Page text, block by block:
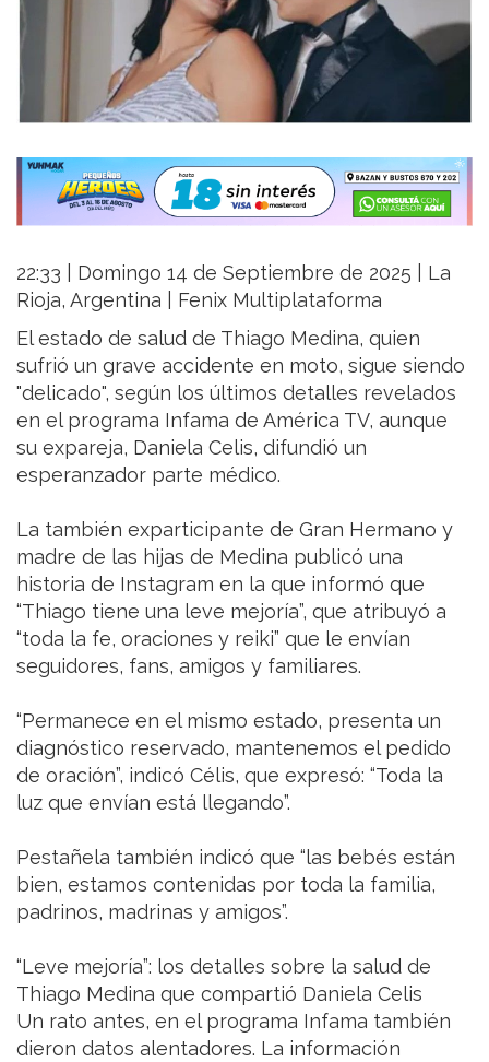
22:33 | Domingo 14 de Septiembre de 2025 | La
Rioja, Argentina | Fenix Multiplataforma
El estado de salud de Thiago Medina, quien
sufrió un grave accidente en moto, sigue siendo
"delicado", según los últimos detalles revelados
en el programa Infama de América TV, aunque
su expareja, Daniela Celis, difundió un
esperanzador parte médico.
La también exparticipante de Gran Hermano y
madre de las hijas de Medina publicó una
historia de Instagram en la que informó que
“Thiago tiene una leve mejoría”, que atribuyó a
“toda la fe, oraciones y reiki” que le envían
seguidores, fans, amigos y familiares.
“Permanece en el mismo estado, presenta un
diagnóstico reservado, mantenemos el pedido
de oración”, indicó Célis, que expresó: “Toda la
luz que envían está llegando”.
Pestañela también indicó que “las bebés están
bien, estamos contenidas por toda la familia,
padrinos, madrinas y amigos”.
“Leve mejoría”: los detalles sobre la salud de
Thiago Medina que compartió Daniela Celis
Un rato antes, en el programa Infama también
dieron datos alentadores. La información